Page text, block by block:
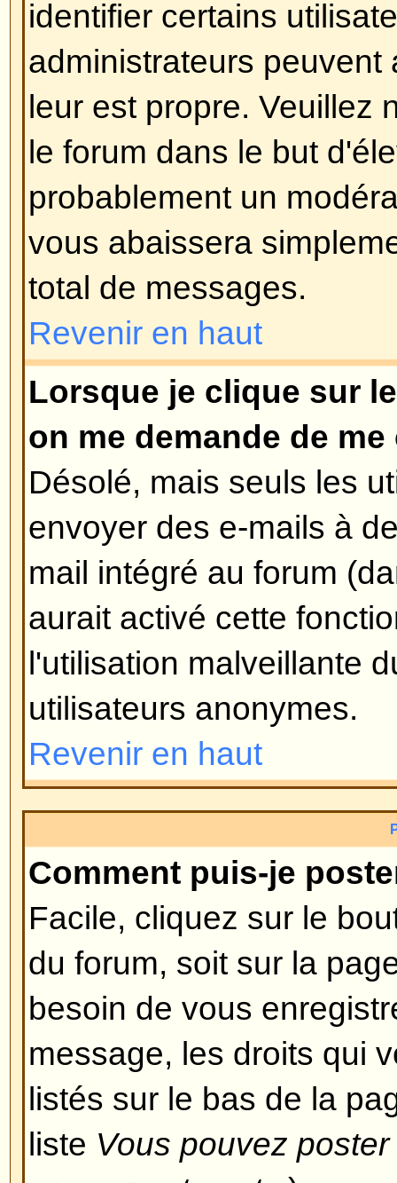
pas le droit de créer des
un titre pour le sondage et au
définir une option, entrez son
appropriée puis cliquez sur le
Vous pouvez également définir
sondage, 0 est un sondage
le nombre d'options que vous
limite est fixée par
Revenir en haut
Comment puis-je éditer ou
Comme pour les messages, les
uniquement être édités par le
modérateur ou un
sondage, cliquez sur le bouton
message du sujet (il a toujours
avec lui). Si personne n'a
alors supprimer le sondage ou
option du sondage, par contre,
voté, seuls les modérateurs et
l'éditer ou le supprimer. Ceci
truquer les sondages en
de la durée du sondage.
Revenir en haut
Pourquoi ne puis-je pas
Certains forums peuvent limiter
utilisateurs ou groupes. Pour
devez avoir une autorisation
modérateur et l'administrateur
accorder cet accès, vous
le voulez.
Revenir en haut
Pourquoi ne puis-je pas voter
Seuls les utilisateurs